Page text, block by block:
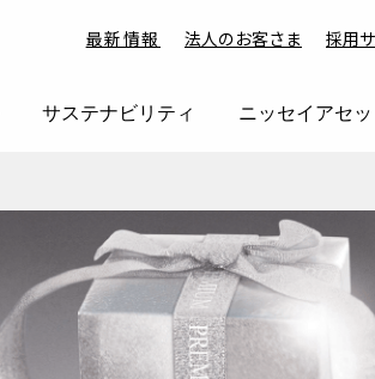
最新情報 法人のお客さま 採用
サステナビリティ ニッセイアセ